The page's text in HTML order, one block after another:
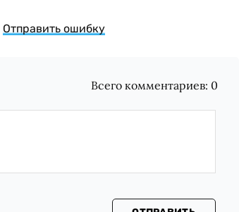
Отправить ошибку
Всего комментариев: 0